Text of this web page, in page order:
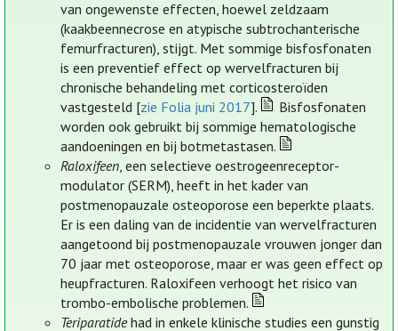
van ongewenste effecten, hoewel zeldzaam
(kaakbeennecrose en atypische subtrochanterische
femurfracturen), stijgt. Met sommige bisfosfonaten
is een preventief effect op wervelfracturen bij
chronische behandeling met corticosteroïden
vastgesteld [zie Folia juni 2017].
Bisfosfonaten
worden ook gebruikt bij sommige hematologische
aandoeningen en bij botmetastasen.
Raloxifeen, een selectieve oestrogeenreceptor-
modulator (SERM), heeft in het kader van
postmenopauzale osteoporose een beperkte plaats.
Er is een daling van de incidentie van wervelfracturen
aangetoond bij postmenopauzale vrouwen jonger dan
70 jaar met osteoporose, maar er was geen effect op
heupfracturen. Raloxifeen verhoogt het risico van
trombo-embolische problemen.
Teriparatidehad in enkele klinische studies een gunstig